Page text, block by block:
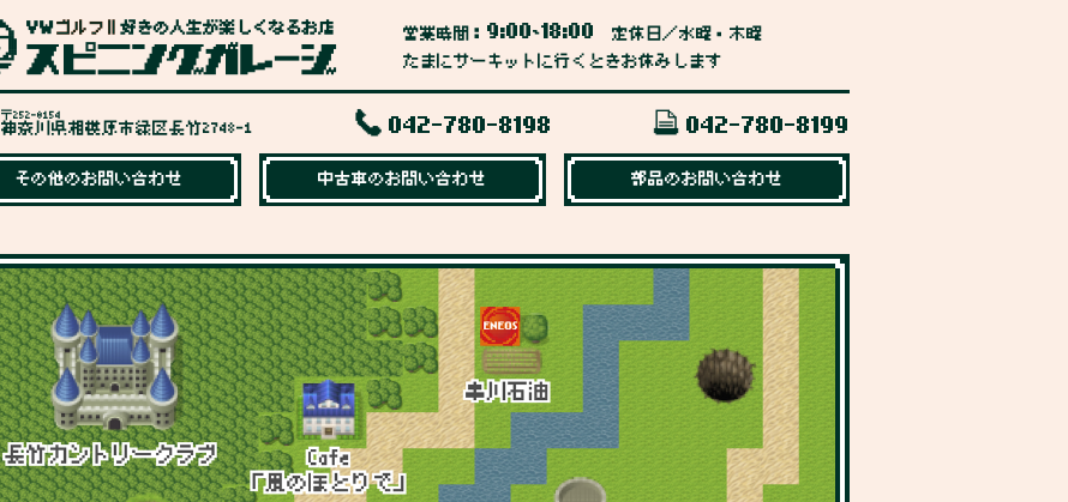
営業時間： 9:00~18:00 定休日／水曜・木曜
たまにサーキットに行くときお休みします
〒252-0154
神奈川県相模原市緑区長竹2748-1 042-780-8198 042-780-8199
その他のお問い合わせ 中古車のお問い合わせ 部品のお問い合わせ